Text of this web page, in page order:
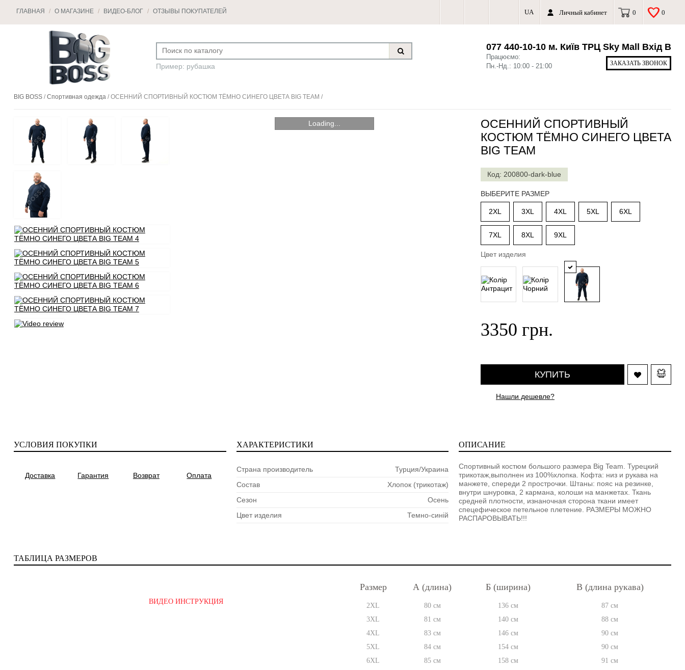
ГЛАВНАЯ / О МАГАЗИНЕ / ВИДЕО-БЛОГ / ОТЗЫВЫ ПОКУПАТЕЛЕЙ 0
0
Личный кабинет
UA
Пример: рубашка
077 440-10-10 м. Київ ТРЦ Sky Mall Вхід В
Працюємо:
Пн.-Нд.: 10:00 - 21:00
ЗАКАЗАТЬ ЗВОНОК
BIG BOSS/ Спортивная одежда/ ОСЕННИЙ СПОРТИВНЫЙ КОСТЮМ ТЁМНО СИНЕГО ЦВЕТА BIG TEAM /
Loading...
ОСЕННИЙ СПОРТИВНЫЙ
КОСТЮМ ТЁМНО СИНЕГО ЦВЕТА
BIG TEAM
Код: 200800-dark-blue
ВЫБЕРИТЕ РАЗМЕР
2XL 3XL 4XL 5XL 6XL
7XL 8XL 9XL
Цвет изделия
3350 грн.
КУПИТЬ
Нашли дешевле?
УСЛОВИЯ ПОКУПКИ
Доставка Гарантия Возврат Оплата
ХАРАКТЕРИСТИКИ
Страна производитель
Турция/Украина
Состав
Хлопок (трикотаж)
Сезон
Осень
Цвет изделия
Темно-синій
ОПИСАНИЕ
Спортивный костюм большого размера Big Team. Турецкий
трикотаж,выполнен из 100%хлопка. Кофта: низ и рукава на
манжете, спереди 2 прострочки. Штаны: пояс на резинке,
внутри шнуровка, 2 кармана, колоши на манжетах. Ткань
средней плотности, изнаночная сторона ткани имеет
спецефическое петельное плетение. РАЗМЕРЫ МОЖНО
РАСПАРОВЫВАТЬ!!!
ТАБЛИЦА РАЗМЕРОВ
ВИДЕО ИНСТРУКЦИЯ
Размер А (длина) Б (ширина) В (длина рукава)
2XL 80 см 136 см
87 см
3XL
81 см 140 см
88 см
4XL
83 см 146 см
90 см
5XL
84 см 154 см
90 см
6XL
85 см 158 см
91 см